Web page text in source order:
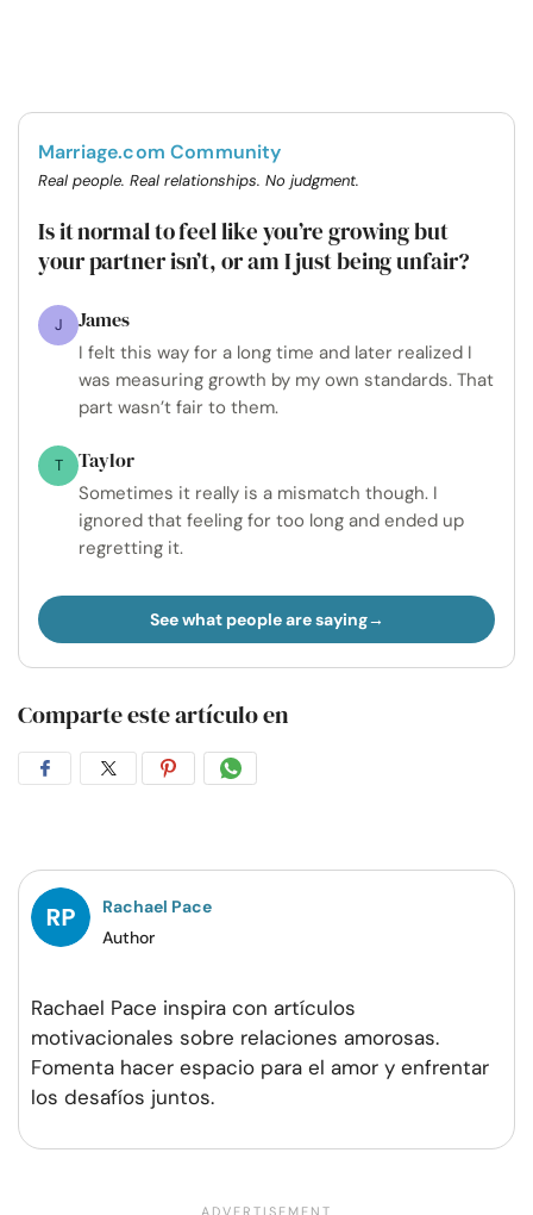
Marriage.com Community
Real people. Real relationships. No judgment.
Is it normal to feel like you’re growing but
your partner isn’t, or am I just being unfair?
J James
I felt this way for a long time and later realized I
was measuring growth by my own standards. That
part wasn’t fair to them.
T Taylor
Sometimes it really is a mismatch though. I
ignored that feeling for too long and ended up
regretting it.
See what people are saying
Comparte este artículo en
CompartirCompartirCompartirCompartir
Rachael Pace
Author
Rachael Pace inspira con artículos
motivacionales sobre relaciones amorosas.
Fomenta hacer espacio para el amor y enfrentar
los desafíos juntos.